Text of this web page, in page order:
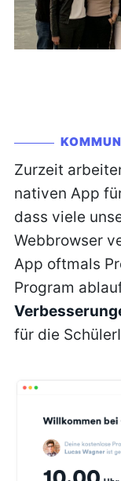
Zurzeit
nativen App
dass viele
Webbrowser
App oftmals
Program
für die